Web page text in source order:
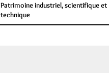
Patrimoine industriel, scientifique et
technique